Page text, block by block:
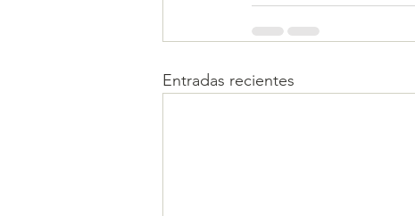
Entradas recientes